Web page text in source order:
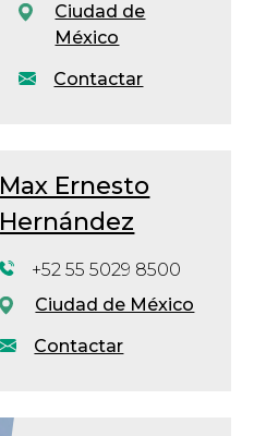
Contactar
Ciudad de
México
Max Ernesto
Hernández
Contactar
+52 55 5029 8500
Ciudad de México